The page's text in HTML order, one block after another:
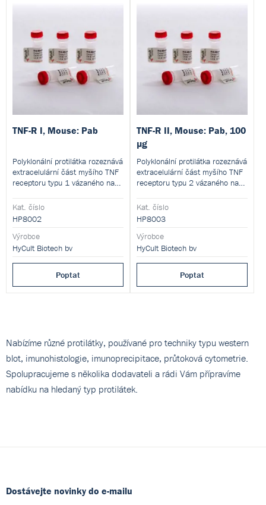
TNF-R I, Mouse: Pab
Polyklonální protilátka rozeznává
extracelulární část myšího TNF
receptoru typu 1 vázaného na
receptor. Použití pro průtokovou
cytometrii, imunometody,
western blot, imunoprecipitaci a
další
Kat. číslo
HP8002
Výrobce
HyCult Biotech bv
Poptat
TNF-R II, Mouse: Pab, 100
µg
Polyklonální protilátka rozeznává
extracelulární část myšího TNF
receptoru typu 2 vázaného na
receptor. Použití pro průtokovou
cytometrii, imunometody,
western blot, imunoprecipitaci a
další
Kat. číslo
HP8003
Výrobce
HyCult Biotech bv
Poptat
Nabízíme různé protilátky, používané pro techniky typu western
blot, imunohistologie, imunoprecipitace, průtoková cytometrie.
Spolupracujeme s několika dodavateli a rádi Vám přípravíme
nabídku na hledaný typ protilátek.
Dostávejte novinky do e-mailu